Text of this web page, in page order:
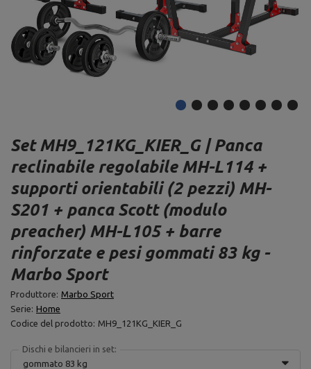
Set MH9_121KG_KIER_G | Panca
reclinabile regolabile MH-L114 +
supporti orientabili (2 pezzi) MH-
S201 + panca Scott (modulo
preacher) MH-L105 + barre
rinforzate e pesi gommati 83 kg -
Marbo Sport
Produttore: Marbo Sport
Serie: Home
Codice del prodotto: MH9_121KG_KIER_G
Dischi e bilancieri in set:
gommato 83 kg